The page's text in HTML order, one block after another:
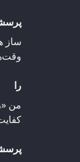
ساز
را
من